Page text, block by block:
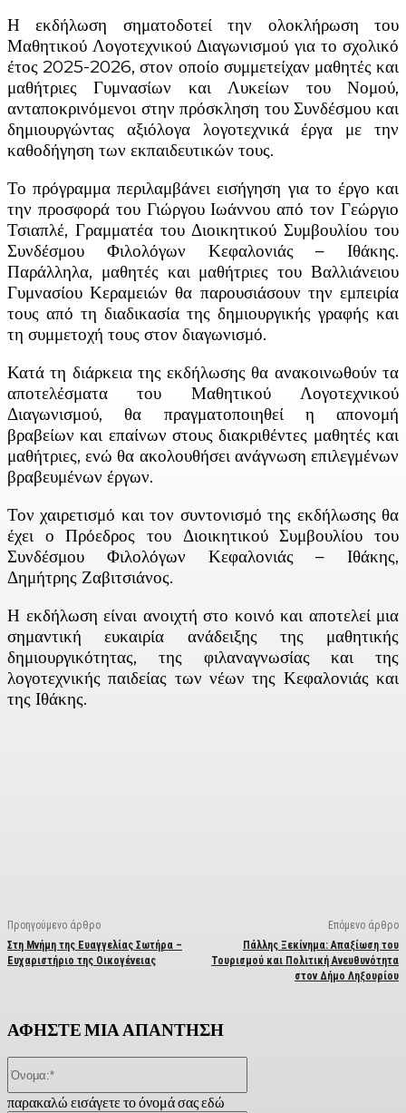
Η εκδήλωση σηματοδοτεί την ολοκλήρωση του
Μαθητικού Λογοτεχνικού Διαγωνισμού για το σχολικό
έτος 2025-2026, στον οποίο συμμετείχαν μαθητές και
μαθήτριες Γυμνασίων και Λυκείων του Νομού,
ανταποκρινόμενοι στην πρόσκληση του Συνδέσμου και
δημιουργώντας αξιόλογα λογοτεχνικά έργα με την
καθοδήγηση των εκπαιδευτικών τους.
Το πρόγραμμα περιλαμβάνει εισήγηση για το έργο και
την προσφορά του Γιώργου Ιωάννου από τον Γεώργιο
Τσιαπλέ, Γραμματέα του Διοικητικού Συμβουλίου του
Συνδέσμου Φιλολόγων Κεφαλονιάς – Ιθάκης.
Παράλληλα, μαθητές και μαθήτριες του Βαλλιάνειου
Γυμνασίου Κεραμειών θα παρουσιάσουν την εμπειρία
τους από τη διαδικασία της δημιουργικής γραφής και
τη συμμετοχή τους στον διαγωνισμό.
Κατά τη διάρκεια της εκδήλωσης θα ανακοινωθούν τα
αποτελέσματα του Μαθητικού Λογοτεχνικού
Διαγωνισμού, θα πραγματοποιηθεί η απονομή
βραβείων και επαίνων στους διακριθέντες μαθητές και
μαθήτριες, ενώ θα ακολουθήσει ανάγνωση επιλεγμένων
βραβευμένων έργων.
Τον χαιρετισμό και τον συντονισμό της εκδήλωσης θα
έχει ο Πρόεδρος του Διοικητικού Συμβουλίου του
Συνδέσμου Φιλολόγων Κεφαλονιάς – Ιθάκης,
Δημήτρης Ζαβιτσιάνος.
Η εκδήλωση είναι ανοιχτή στο κοινό και αποτελεί μια
σημαντική ευκαιρία ανάδειξης της μαθητικής
δημιουργικότητας, της φιλαναγνωσίας και της
λογοτεχνικής παιδείας των νέων της Κεφαλονιάς και
της Ιθάκης.
Προηγούμενο άρθρο
Στη Μνήμη της Ευαγγελίας Σωτήρα –
Ευχαριστήριο της Οικογένειας
Επόμενο άρθρο
Πάλλης Ξεκίνημα: Απαξίωση του
Τουρισμού και Πολιτική Ανευθυνότητα
στον Δήμο Ληξουρίου
ΑΦΗΣΤΕ ΜΙΑ ΑΠΑΝΤΗΣΗ
παρακαλώ εισάγετε το όνομά σας εδώ